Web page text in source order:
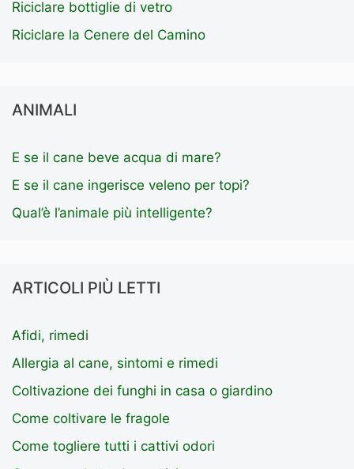
Riciclare bottiglie di vetro
Riciclare la Cenere del Camino
ANIMALI
E se il cane beve acqua di mare?
E se il cane ingerisce veleno per topi?
Qual’è l’animale più intelligente?
ARTICOLI PIÙ LETTI
Afidi, rimedi
Allergia al cane, sintomi e rimedi
Coltivazione dei funghi in casa o giardino
Come coltivare le fragole
Come togliere tutti i cattivi odori